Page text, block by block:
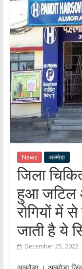
खबर
।
सच्ची
खबर
।
सबकी
खबर
News अल्मोड़ा
जिला
हुआ जटिल
रोगियों में
जाती है ये
December 25, 2022